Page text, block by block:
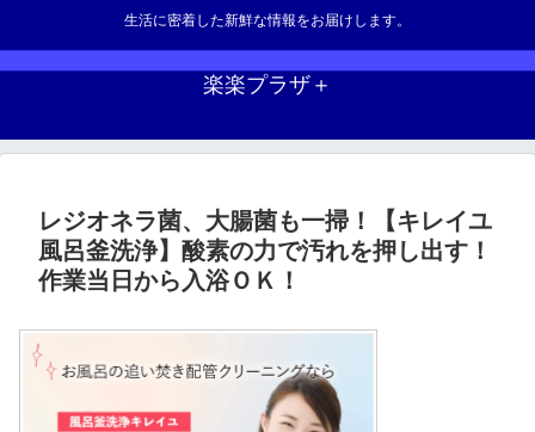
生活に密着した新鮮な情報をお届けします。
楽楽プラザ＋
レジオネラ菌、大腸菌も一掃！【キレイユ
風呂釜洗浄】酸素の力で汚れを押し出す！
作業当日から入浴ＯＫ！